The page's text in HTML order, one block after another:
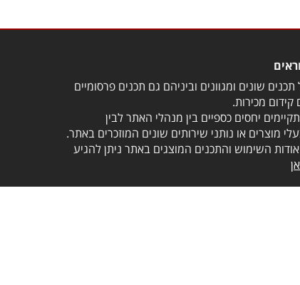
שונים ומגוונים וביניהם גם תכנים פרסומיים
מכירות.
יחסים כספיים בין מנהלי האתר לבין
מוצרים או נותני שירותים שונים המוזכרים באתר.
השימוש והתכנים המוצגים באתר ניתן להגיע